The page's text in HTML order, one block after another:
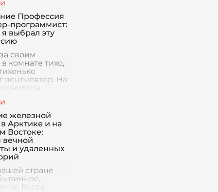
корабли под
флагами.
– это
сфера
с
Профессия
программист:
выбрал эту
своим
комнате тихо,
На
я пишу
сочинение, я
том, как св
железной
Арктике и на
Востоке:
вечной
и удаленных
стране
Когда